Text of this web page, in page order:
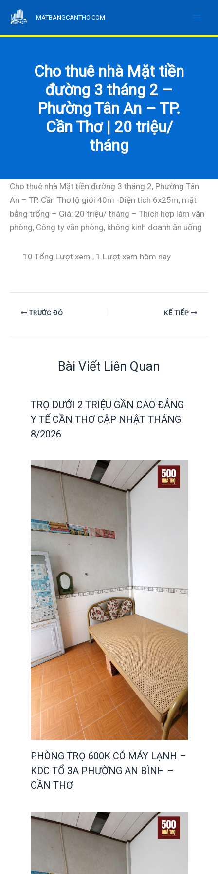
nội
MATBANGCANTHO.COM
Cho thuê nhà Mặt tiền
đường 3 tháng 2 –
Phường Tân An – TP.
Cần Thơ | 20 triệu/
tháng
Cho thuê nhà Mặt tiền đường 3 tháng 2, Phường Tân
An – TP. Cần Thơ lộ giới 40m -Diện tích 6x25m, mặt
bằng trống – Giá: 20 triệu/ tháng – Thích hợp làm văn
phòng, Công ty văn phòng, không kinh doanh ăn uống
10 Tổng Lượt xem , 1 Lượt xem hôm nay
TRƯỚC ĐÓ KẾ TIẾP
Bài Viết Liên Quan
TRỌ DƯỚI 2 TRIỆU GẦN CAO ĐẲNG
Y TẾ CẦN THƠ CẬP NHẬT THÁNG
8/2026
PHÒNG TRỌ 600K CÓ MÁY LẠNH –
KDC TỔ 3A PHƯỜNG AN BÌNH –
CẦN THƠ